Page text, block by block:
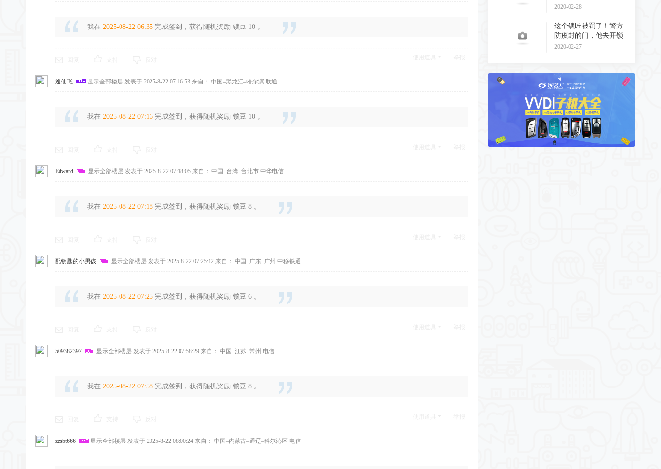
2020-02-28
这个锁匠被罚了！警方
防疫封的门，他去开锁
了！
2020-02-27
我在 2025-08-22 06:35 完成签到，获得随机奖励 锁豆 10 。
逸仙飞 显示全部楼层 发表于 2025-8-22 07:16:53 来自： 中国–黑龙江–哈尔滨 联通
我在 2025-08-22 07:16 完成签到，获得随机奖励 锁豆 10 。
Edward 显示全部楼层 发表于 2025-8-22 07:18:05 来自： 中国–台湾–台北市 中华电信
我在 2025-08-22 07:18 完成签到，获得随机奖励 锁豆 8 。
配钥匙的小男孩 显示全部楼层 发表于 2025-8-22 07:25:12 来自： 中国–广东–广州 中移铁通
我在 2025-08-22 07:25 完成签到，获得随机奖励 锁豆 6 。
509382397 显示全部楼层 发表于 2025-8-22 07:58:29 来自： 中国–江苏–常州 电信
我在 2025-08-22 07:58 完成签到，获得随机奖励 锁豆 8 。
zzsbt666 显示全部楼层 发表于 2025-8-22 08:00:24 来自： 中国–内蒙古–通辽–科尔沁区 电信